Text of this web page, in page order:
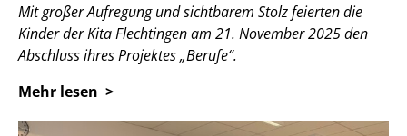
Mit großer Aufregung und sichtbarem Stolz feierten die
Kinder der Kita Flechtingen am 21. November 2025 den
Abschluss ihres Projektes „Berufe“.
Mehr lesen